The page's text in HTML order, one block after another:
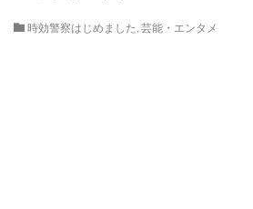
時効警察はじめました, 芸能・エンタメ